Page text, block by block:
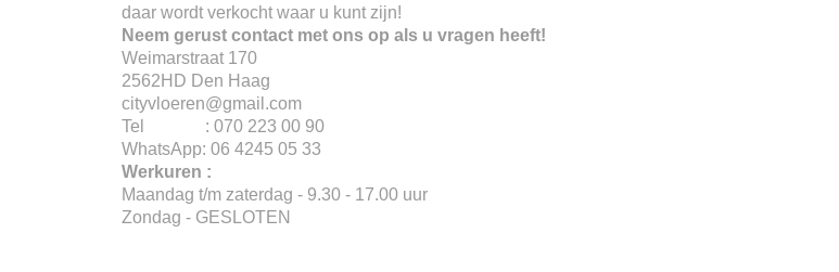
daar wordt verkocht waar u kunt zijn!
Neem gerust contact met ons op als u vragen heeft!
Weimarstraat 170
2562HD Den Haag
cityvloeren@gmail.com
Tel : 070 223 00 90
WhatsApp: 06 4245 05 33
Werkuren :
Maandag t/m zaterdag - 9.30 - 17.00 uur
Zondag - GESLOTEN